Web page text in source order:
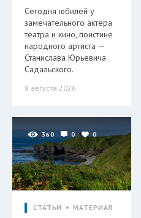
Сегодня юбилей у
замечательного актера
театра и кино, поистине
народного артиста —
Станислава Юрьевича
Садальского.
8 августа 2026
360 0 0
СТАТЬИ МАТЕРИАЛ